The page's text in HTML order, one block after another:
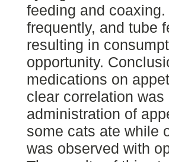
feeding and
frequently, and tube
resulting in
opportunity.
medications on
clear correlation
administration of
some cats ate while
was observed with